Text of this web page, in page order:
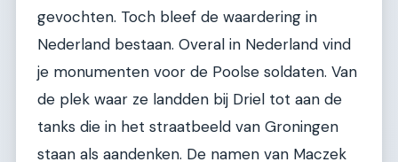
gevochten. Toch bleef de waardering in
Nederland bestaan. Overal in Nederland vind
je monumenten voor de Poolse soldaten. Van
de plek waar ze landden bij Driel tot aan de
tanks die in het straatbeeld van Groningen
staan als aandenken. De namen van Maczek